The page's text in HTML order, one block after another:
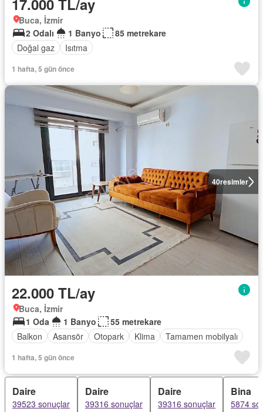
17.000 TL/ay
Buca, İzmir
2 Odalı
1 Banyo
85 metrekare
Doğal gaz
Isıtma
1 hafta, 5 gün önce
40resimler
22.000 TL/ay
Buca, İzmir
1 Oda
1 Banyo
55 metrekare
Balkon
Asansör Otopark Klima Tamamen mobilyalı
1 hafta, 5 gün önce
Daire
39523 sonuçlar
Daire
39316 sonuçlar
Daire
39316 sonuçlar
Bina
5874